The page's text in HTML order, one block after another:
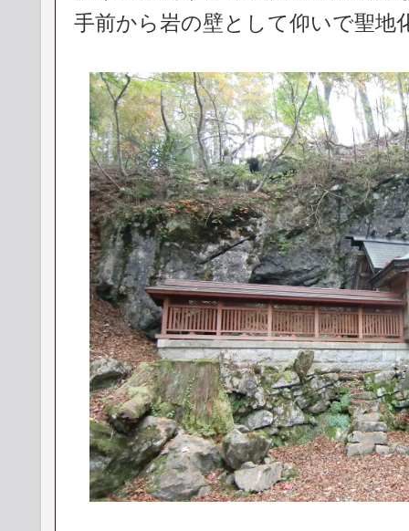
手前から岩の壁として仰いで聖地